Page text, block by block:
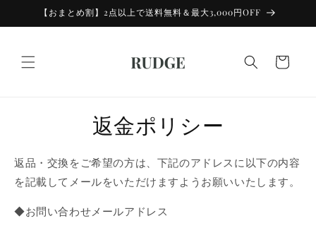
コンテン【おまとめ割】2点以上で送料無料＆最大3,000円OFF
ー
返金ポリシー
返品・交換をご希望の方は、下記のアドレスに以下の内容
を記載してメールをいただけますようお願いいたします。
◆お問い合わせメールアドレス